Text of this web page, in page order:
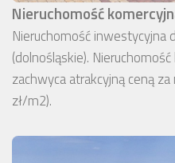
Nieruchomość
Nieruchomość inwestycyjna
(dolnośląskie).
zachwyca atrakcyjną ceną
zł/m2).